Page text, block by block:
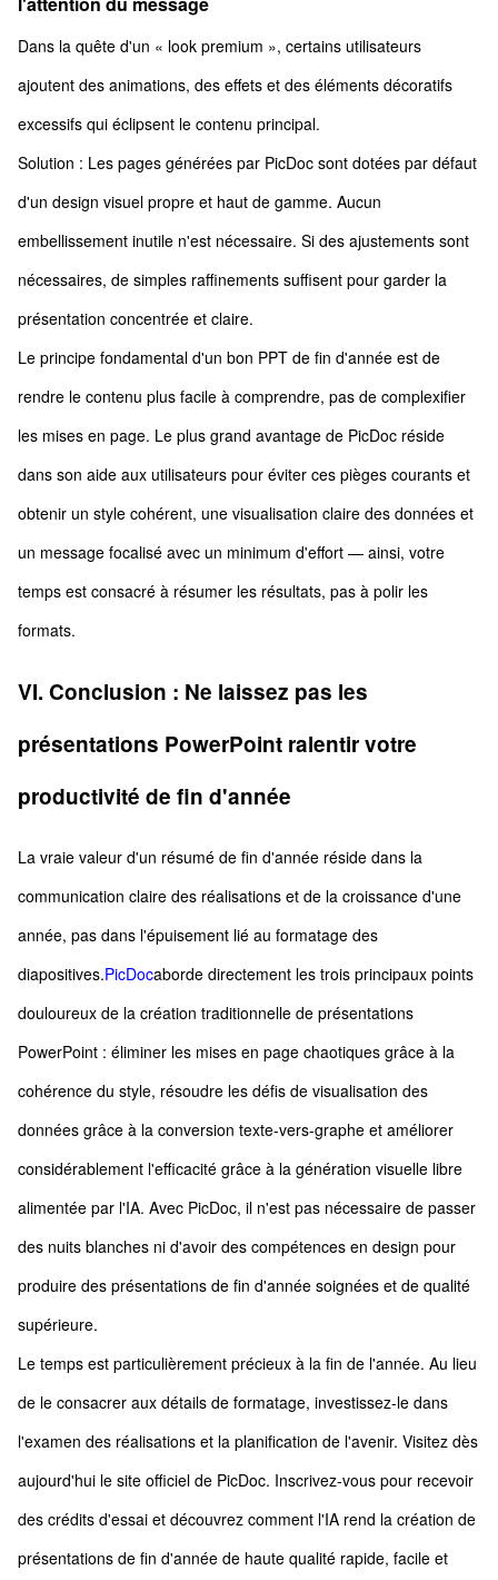
Dans la quête d'un « look premium », certains utilisateurs
ajoutent des animations, des effets et des éléments décoratifs
excessifs qui éclipsent le contenu principal.
Solution : Les pages générées par PicDoc sont dotées par défaut
d'un design visuel propre et haut de gamme. Aucun
embellissement inutile n'est nécessaire. Si des ajustements sont
nécessaires, de simples raffinements suffisent pour garder la
présentation concentrée et claire.
Le principe fondamental d'un bon PPT de fin d'année est de
rendre le contenu plus facile à comprendre, pas de complexifier
les mises en page. Le plus grand avantage de PicDoc réside
dans son aide aux utilisateurs pour éviter ces pièges courants et
obtenir un style cohérent, une visualisation claire des données et
un message focalisé avec un minimum d'effort — ainsi, votre
temps est consacré à résumer les résultats, pas à polir les
formats.
VI. Conclusion : Ne laissez pas les
présentations PowerPoint ralentir votre
productivité de fin d'année
La vraie valeur d'un résumé de fin d'année réside dans la
communication claire des réalisations et de la croissance d'une
année, pas dans l'épuisement lié au formatage des
diapositives.PicDocaborde directement les trois principaux points
douloureux de la création traditionnelle de présentations
PowerPoint : éliminer les mises en page chaotiques grâce à la
cohérence du style, résoudre les défis de visualisation des
données grâce à la conversion texte-vers-graphe et améliorer
considérablement l'efficacité grâce à la génération visuelle libre
alimentée par l'IA. Avec PicDoc, il n'est pas nécessaire de passer
des nuits blanches ni d'avoir des compétences en design pour
produire des présentations de fin d'année soignées et de qualité
supérieure.
Le temps est particulièrement précieux à la fin de l'année. Au lieu
de le consacrer aux détails de formatage, investissez-le dans
l'examen des réalisations et la planification de l'avenir. Visitez dès
aujourd'hui le site officiel de PicDoc. Inscrivez-vous pour recevoir
des crédits d'essai et découvrez comment l'IA rend la création de
présentations de fin d'année de haute qualité rapide, facile et